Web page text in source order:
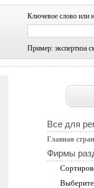
Ключевое слово или
Пример: экспертиза
Все для
Главная
Фирмы